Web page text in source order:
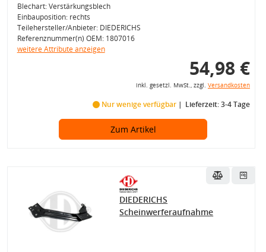
Blechart: Verstärkungsblech
Einbauposition: rechts
Teilehersteller/Anbieter: DIEDERICHS
Referenznummer(n) OEM: 1807016
weitere Attribute anzeigen
54,98 €
inkl. gesetzl. MwSt., zzgl. Versandkosten
Nur wenige verfügbar Lieferzeit: 3-4 Tage
Zum Artikel
DIEDERICHS
Scheinwerferaufnahme